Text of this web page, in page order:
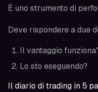
È uno strumento di
Deve rispondere a due
Il vantaggio
Lo sto eseguendo?
Il diario di trading in 5